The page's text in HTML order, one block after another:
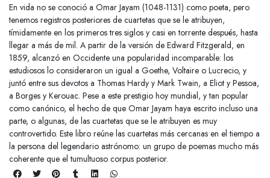
En vida no se conoció a Omar Jayam (1048-1131) como poeta, pero
tenemos registros posteriores de cuartetas que se le atribuyen,
tímidamente en los primeros tres siglos y casi en torrente después, hasta
llegar a más de mil. A partir de la versión de Edward Fitzgerald, en
1859, alcanzó en Occidente una popularidad incomparable: los
estudiosos lo consideraron un igual a Goethe, Voltaire o Lucrecio, y
juntó entre sus devotos a Thomas Hardy y Mark Twain, a Eliot y Pessoa,
a Borges y Kerouac. Pese a este prestigio hoy mundial, y tan popular
como canónico, el hecho de que Omar Jayam haya escrito incluso una
parte, o algunas, de las cuartetas que se le atribuyen es muy
controvertido. Este libro reúne las cuartetas más cercanas en el tiempo a
la persona del legendario astrónomo: un grupo de poemas mucho más
coherente que el tumultuoso corpus posterior.